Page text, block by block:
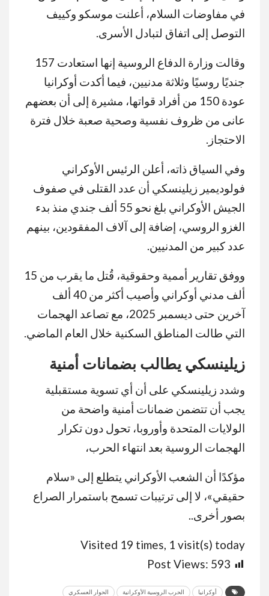
في مفاوضات السلام، أعلنت موسكو وكييف
التوصل إلى اتفاق لتبادل الأسرى.
وقالت وزارة الدفاع الروسية إنها استعادت 157
جنديًا روسيًا وثلاثة مدنيين، فيما أكدت أوكرانيا
عودة 150 من أفراد قواتها، مشيرة إلى أن بعضهم
عانى من ظروف نفسية وصحية صعبة خلال فترة
الاحتجاز.
وفي السياق ذاته، أعلن الرئيس الأوكراني
فولوديمير زيلينسكي أن عدد القتلى في صفوف
الجيش الأوكراني بلغ نحو 55 ألف جندي منذ بدء
الغزو الروسي، إضافة إلى آلاف المفقودين، بينهم
عدد كبير من المدنيين.
ووفق تقارير أممية وحقوقية، قُتل ما يقرب من 15
ألف مدني أوكراني وأصيب أكثر من 40 ألف
آخرين حتى ديسمبر 2025، مع تصاعد الهجمات
التي طالت المناطق السكنية خلال العام الماضي.
زيلينسكي يطالب بضمانات أمنية
وشدد زيلينسكي على أن أي تسوية مستقبلية
يجب أن تتضمن ضمانات أمنية واضحة من
الولايات المتحدة وأوروبا، تحول دون تكرار
الهجمات الروسية بعد انتهاء الحرب،
مؤكدًا أن الشعب الأوكراني يتطلع إلى «سلام
حقيقي»، لا إلى ترتيبات تسمح باستمرار الصراع
بصور أخرى..
Visited 19 times, 1 visit(s) today
Post Views: 593
أوكرانيا الحرب الروسية الأوكرانية الحوار العسكري